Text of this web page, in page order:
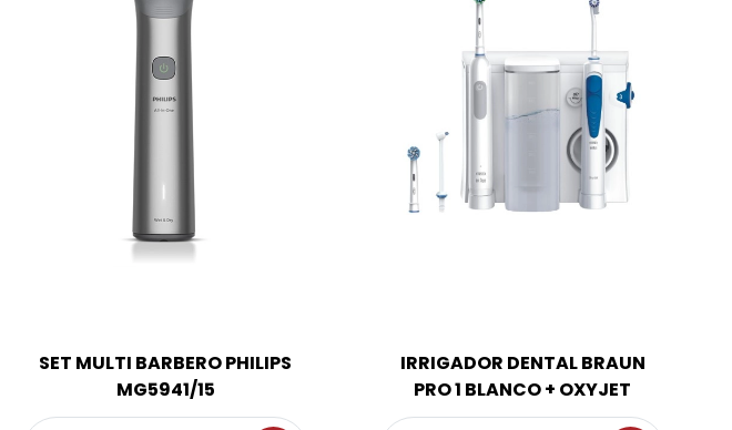
SET MULTI BARBERO PHILIPS
MG5941/15
IRRIGADOR DENTAL BRAUN
PRO 1 BLANCO + OXYJET